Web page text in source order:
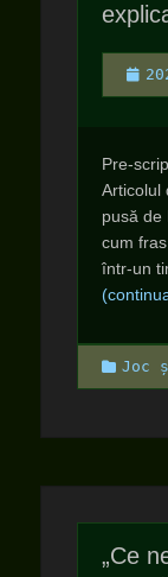
on
Pre-
Articolul
pusă
cum
într-un
Joc
„Ce